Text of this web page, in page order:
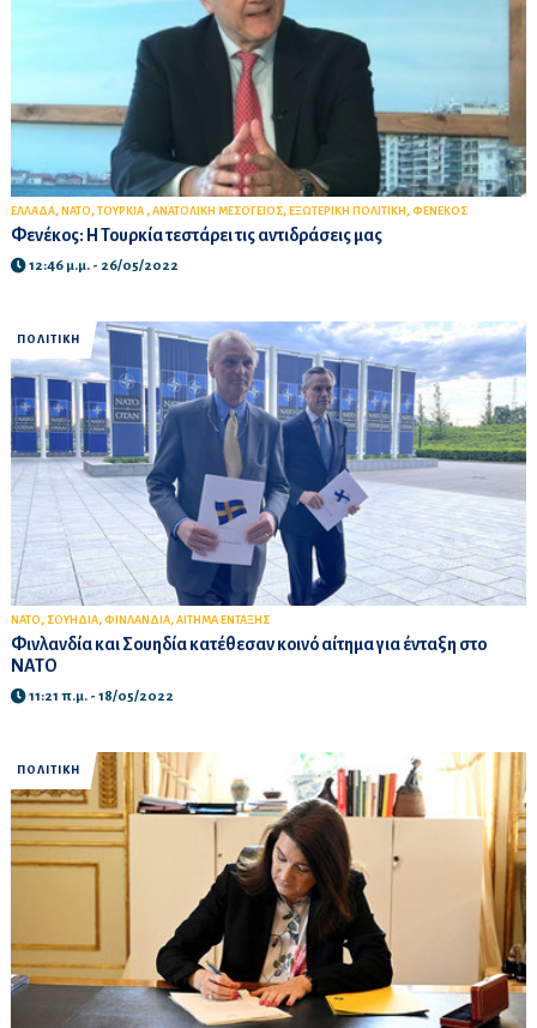
ΕΛΛΑΔΑ, ΝΑΤΟ, ΤΟΥΡΚΙΑ , ΑΝΑΤΟΛΙΚΗ ΜΕΣΟΓΕΙΟΣ, ΕΞΩΤΕΡΙΚΗ ΠΟΛΙΤΙΚΗ , ΦΕΝΕΚΟΣ
Φενέκος: Η Τουρκία τεστάρει τις αντιδράσεις μας
12:46 μ.μ. - 26/05/2022
ΠΟΛΙΤΙΚΗ
ΝΑΤΟ, ΣΟΥΗΔΙΑ, ΦΙΝΛΑΝΔΙΑ, ΑΙΤΗΜΑ ΕΝΤΑΞΗΣ
Φινλανδία και Σουηδία κατέθεσαν κοινό αίτημα για ένταξη στο
ΝΑΤΟ
11:21 π.μ. - 18/05/2022
ΠΟΛΙΤΙΚΗ